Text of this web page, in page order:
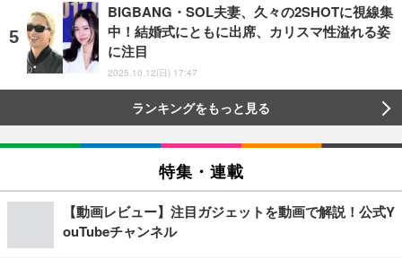
BIGBANG・SOL夫妻、久々の2SHOTに視線集
中！結婚式にともに出席、カリスマ性溢れる姿
に注目
2025.10.12(日) 17:47
ランキングをもっと見る
特集・連載
【動画レビュー】注目ガジェットを動画で解説！公式Y
ouTubeチャンネル